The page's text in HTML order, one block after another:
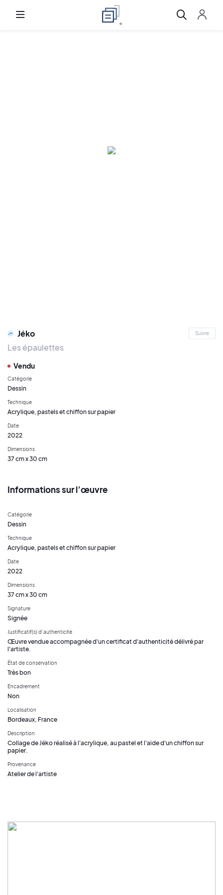
Jéko Suivre
Les épaulettes
Vendu
Catégorie
Dessin
Technique
Acrylique, pastels et chiffon sur papier
Date
2022
Dimensions
37 cm x 30 cm
Informations sur l’œuvre
Catégorie
Dessin
Technique
Acrylique, pastels et chiffon sur papier
Date
2022
Dimensions
37 cm x 30 cm
Signature
Signée
Justificatif(s) d’authenticité
Œuvre vendue accompagnée d'un certificat d'authenticité délivré par
l'artiste.
État de conservation
Très bon
Encadrement
Non
Localisation
Bordeaux, France
Description
Collage de Jéko réalisé à l'acrylique, au pastel et l'aide d'un chiffon sur
papier.
Provenance
Atelier de l'artiste